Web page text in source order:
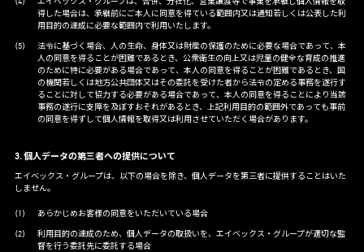
エイベックス・グループは、合併、分社化、営業譲渡等で事業を承継し個人情報を取
得した場合は、承継前にご本人に同意を得ている範囲内又は通知若しくは公表した利
用目的の達成に必要な範囲内で利用いたします。
法令に基づく場合、人の生命、身体又は財産の保護のために必要な場合であって、本
人の同意を得ることが困難であるとき、公衆衛生の向上又は児童の健全な育成の推進
のために特に必要がある場合であって、本人の同意を得ることが困難であるとき、国
の機関若しくは地方公共団体又はその委託を受けた者から法令の定める事務を遂行す
ることに対して協力する必要がある場合であって、本人の同意を得ることにより当該
事務の遂行に支障を及ぼすおそれがあるとき、上記利用目的の範囲外であっても事前
の同意を得ずして個人情報を取得又は利用させていただく場合があります。
3. 個人データの第三者への提供について
エイベックス・グループは、以下の場合を除き、個人データを第三者に提供することはいた
しません。
あらかじめお客様の同意をいただいている場合
利用目的の達成のため、個人データの取扱いを、エイベックス・グループが適切な監
督を行う委託先に委託する場合